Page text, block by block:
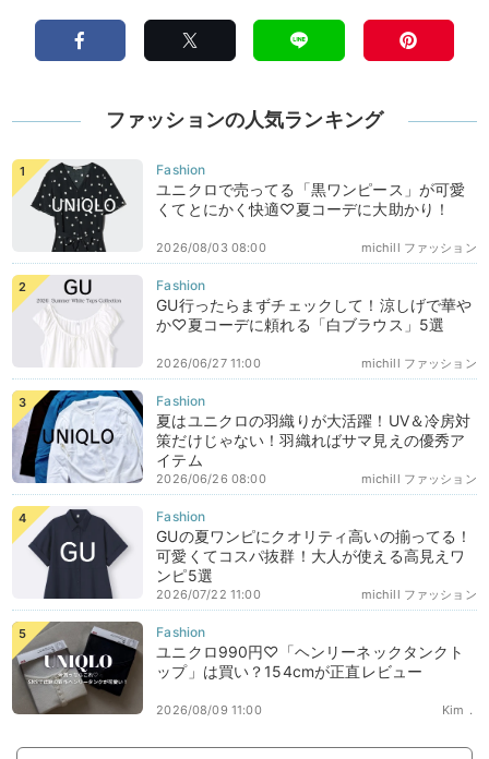
ファッションの人気ランキング
ユニクロで売ってる「黒ワンピース」が可愛
くてとにかく快適♡夏コーデに大助かり！
michill ファッション
2026/08/03 08:00
GU行ったらまずチェックして！涼しげで華や
か♡夏コーデに頼れる「白ブラウス」5選
michill ファッション
2026/06/27 11:00
夏はユニクロの羽織りが大活躍！UV＆冷房対
策だけじゃない！羽織ればサマ見えの優秀ア
イテム
michill ファッション
2026/06/26 08:00
GUの夏ワンピにクオリティ高いの揃ってる！
可愛くてコスパ抜群！大人が使える高見えワ
ンピ5選
michill ファッション
2026/07/22 11:00
ユニクロ990円♡「ヘンリーネックタンクト
ップ」は買い？154cmが正直レビュー
Kim．
2026/08/09 11:00